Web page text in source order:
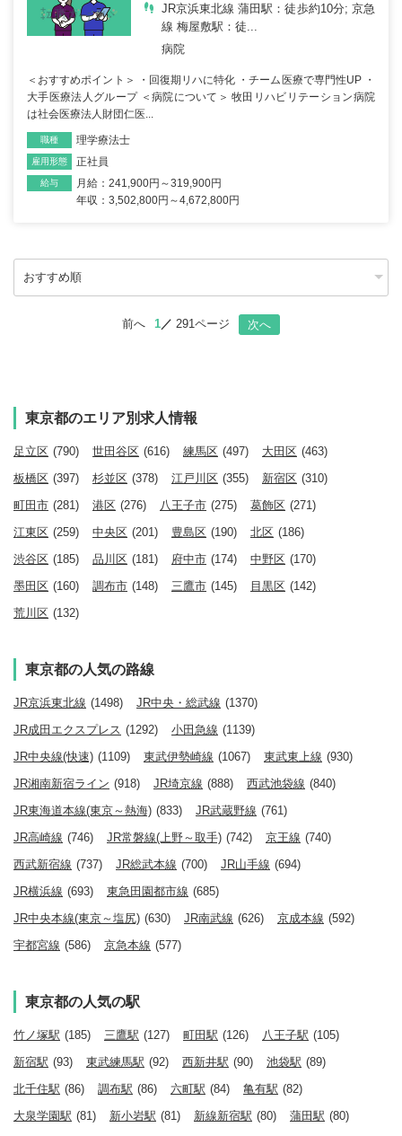
JR京浜東北線 蒲田駅：徒歩約10分; 京急
線 梅屋敷駅：徒...
病院
＜おすすめポイント＞ ・回復期リハに特化 ・チーム医療で専門性UP ・
大手医療法人グループ ＜病院について＞ 牧田リハビリテーション病院
は社会医療法人財団仁医...
職種 理学療法士
雇用形態 正社員
給与
月給：241,900円～319,900円
年収：3,502,800円～4,672,800円
前へ 1 291ページ 次へ
東京都のエリア別求人情報
足立区 (790) 世田谷区 (616) 練馬区 (497) 大田区 (463)
板橋区 (397) 杉並区 (378) 江戸川区 (355) 新宿区 (310)
町田市 (281) 港区 (276) 八王子市 (275) 葛飾区 (271)
江東区 (259) 中央区 (201) 豊島区 (190) 北区 (186)
渋谷区 (185) 品川区 (181) 府中市 (174) 中野区 (170)
墨田区 (160) 調布市 (148) 三鷹市 (145) 目黒区 (142)
荒川区 (132)
東京都の人気の路線
JR京浜東北線 (1498) JR中央・総武線 (1370)
JR成田エクスプレス (1292) 小田急線 (1139)
JR中央線(快速) (1109) 東武伊勢崎線 (1067) 東武東上線 (930)
JR湘南新宿ライン (918) JR埼京線 (888) 西武池袋線 (840)
JR東海道本線(東京～熱海) (833) JR武蔵野線 (761)
JR高崎線 (746) JR常磐線(上野～取手) (742) 京王線 (740)
西武新宿線 (737) JR総武本線 (700) JR山手線 (694)
JR横浜線 (693) 東急田園都市線 (685)
JR中央本線(東京～塩尻) (630) JR南武線 (626) 京成本線 (592)
宇都宮線 (586) 京急本線 (577)
東京都の人気の駅
竹ノ塚駅 (185) 三鷹駅 (127) 町田駅 (126) 八王子駅 (105)
新宿駅 (93) 東武練馬駅 (92) 西新井駅 (90) 池袋駅 (89)
北千住駅 (86) 調布駅 (86) 六町駅 (84) 亀有駅 (82)
大泉学園駅 (81) 新小岩駅 (81) 新線新宿駅 (80) 蒲田駅 (80)